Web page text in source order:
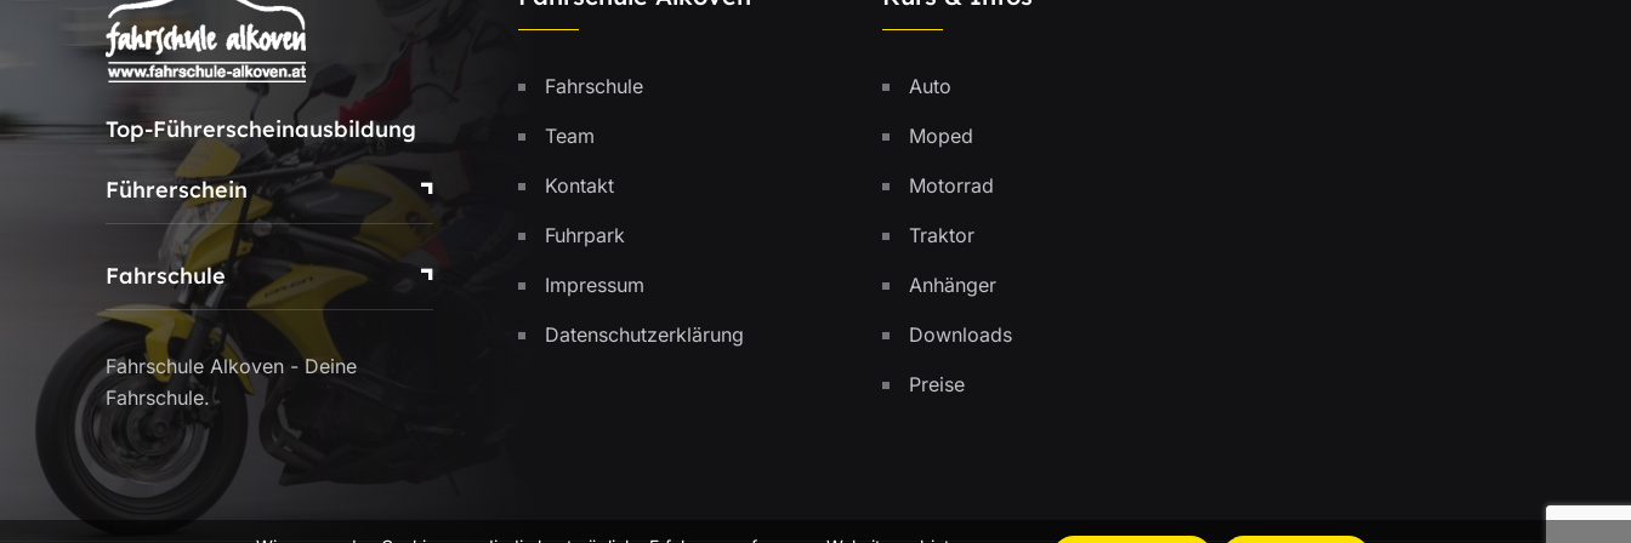
Top-Führerscheinausbildung
Führerschein
Fahrschule
Fahrschule Alkoven - Deine
Fahrschule.
Fahrschule
Team
Kontakt
Fuhrpark
Impressum
Datenschutzerklärung
Auto
Moped
Motorrad
Traktor
Anhänger
Downloads
Preise